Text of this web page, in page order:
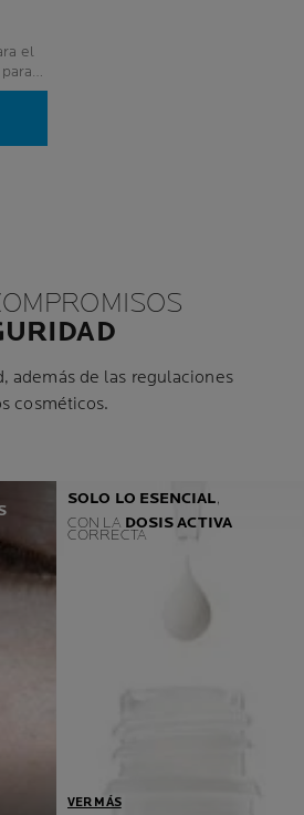
el
para
además de las regulaciones
cosméticos.
SOLO LO ESENCIAL,
CON LA DOSIS ACTIVA
CORRECTA
VER MÁS